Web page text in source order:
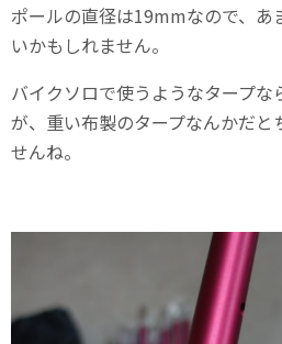
ポールの直径は19mmなので、あ
いかもしれません。
バイクソロで使うようなタープな
が、重い布製のタープなんかだと
せんね。